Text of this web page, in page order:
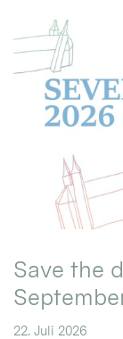
Save the
22. Juli 2026